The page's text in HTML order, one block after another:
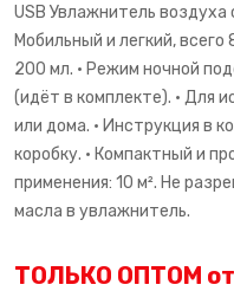
USB Увлажнитель воздуха
Мобильный и легкий, всего
200 мл. • Режим ночной
(идёт в комплекте). • Для
или дома. • Инструкция в
коробку. • Компактный и
применения: 10 м². Не
масла в увлажнитель.
ТОЛЬКО ОПТОМ от